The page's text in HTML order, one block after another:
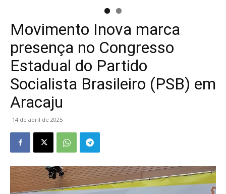
Movimento Inova marca
presença no Congresso
Estadual do Partido
Socialista Brasileiro (PSB) em
Aracaju
14 de abril de 2025